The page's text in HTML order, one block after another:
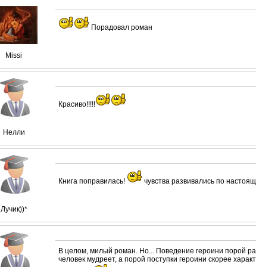
Missi
Порадовал роман
Нелли
Красиво!!!!!
Лучик))*
Книга поправилась! чувства развивались по
В целом, милый роман. Но... Поведение героини порой
человек мудреет, а порой поступки героини скорее